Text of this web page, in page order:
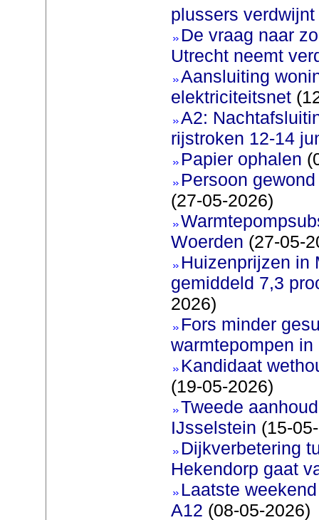
plussers verdwijnt
De vraag naar
Utrecht neemt
Aansluiting
elektriciteitsnet
A2:
rijstroken 12-14
Papier ophalen
Persoon
(27-05-2026)
Woerden (27-05-
Huizenprijzen in
gemiddeld 7,3
2026)
Fors minder
warmtepompen in
Kandidaat
(19-05-2026)
Tweede
IJsselstein (15-
Dijkverbetering
Hekendorp gaat
Laatste
A12 (08-05-2026)